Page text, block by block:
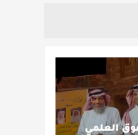
العلمي